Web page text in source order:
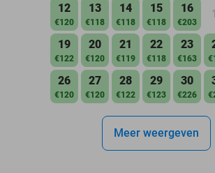
12
€120
13
€118
14
€118
15
€118
16
€203
19
€122
20
€120
21
€119
22
€118
23
€163
26
€120
27
€120
28
€122
29
€123
30
€226
Meer weergeven